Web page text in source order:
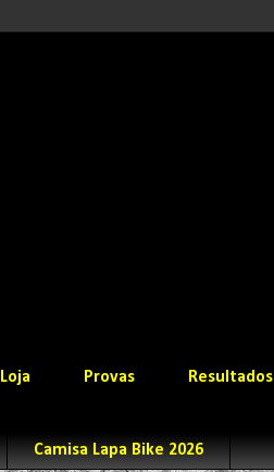
Loja Provas Resultados
Camisa Lapa Bike 2026